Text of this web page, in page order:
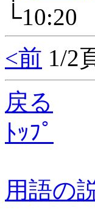
<前 1/2
戻る
ﾄｯﾌﾟ
用語の